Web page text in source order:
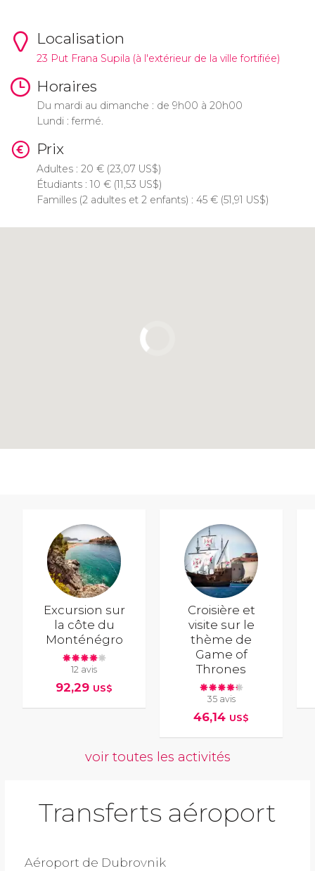
Localisation
23 Put Frana Supila (à l'extérieur de la ville fortifiée)
Horaires
Du mardi au dimanche : de 9h00 à 20h00
Lundi : fermé.
Prix
Adultes : 20 €(23,07 US$)
Étudiants : 10 €(11,53 US$)
Familles (2 adultes et 2 enfants) : 45 €(51,91 US$)
Excursion sur
la côte du
Monténégro
12 avis
92,29 US$
Croisière et
visite sur le
thème de
Game of
Thrones
35 avis
46,14 US$
voir toutes les activités
Transferts aéroport
Aéroport de Dubrovnik